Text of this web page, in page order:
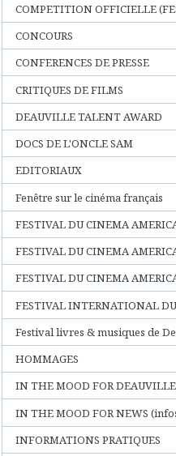
COMPETITION OFFICIELLE
CONCOURS
CONFERENCES DE PRESSE
CRITIQUES DE FILMS
DEAUVILLE TALENT AWARD
DOCS DE L'ONCLE SAM
EDITORIAUX
Fenêtre sur le cinéma français
FESTIVAL DU CINEMA
FESTIVAL DU CINEMA
FESTIVAL DU CINEMA
FESTIVAL INTERNATIONAL
Festival livres & musiques de
HOMMAGES
IN THE MOOD FOR
IN THE MOOD FOR NEWS
INFORMATIONS PRATIQUES